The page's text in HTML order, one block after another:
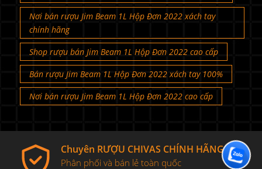
Nơi bán rượu Jim Beam 1L Hộp Đơn 2022 xách tay
chính hãng
Shop rượu bán Jim Beam 1L Hộp Đơn 2022 cao cấp
Bán rượu Jim Beam 1L Hộp Đơn 2022 xách tay 100%
Nơi bán rượu Jim Beam 1L Hộp Đơn 2022 cao cấp
Chuyên RƯỢU CHIVAS CHÍNH HÃNG
Phân phối và bán lẻ toàn quốc